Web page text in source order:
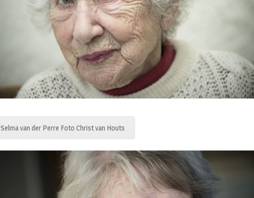
Selma van der Perre Foto Christ van Houts